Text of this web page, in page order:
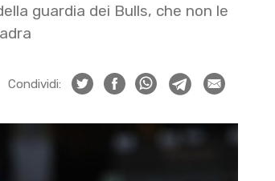
guardia dei Bulls, che non le
Condividi: